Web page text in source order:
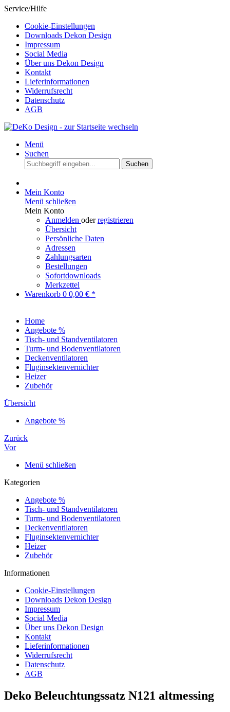
Service/Hilfe
Cookie-Einstellungen
Downloads Dekon Design
Impressum
Social Media
Über uns Dekon Design
Kontakt
Lieferinformationen
Widerrufsrecht
Datenschutz
AGB
Menü
Suchen
Suchen
Mein Konto
Menü schließen
Mein Konto
Anmelden oderregistrieren
Übersicht
Persönliche Daten
Adressen
Zahlungsarten
Bestellungen
Sofortdownloads
Merkzettel
Warenkorb 0 0,00 € *
Home
Angebote %
Tisch- und Standventilatoren
Turm- und Bodenventilatoren
Deckenventilatoren
Fluginsektenvernichter
Heizer
Zubehör
Übersicht
Angebote %
Zurück
Vor
Menü schließen
Kategorien
Angebote %
Tisch- und Standventilatoren
Turm- und Bodenventilatoren
Deckenventilatoren
Fluginsektenvernichter
Heizer
Zubehör
Informationen
Cookie-Einstellungen
Downloads Dekon Design
Impressum
Social Media
Über uns Dekon Design
Kontakt
Lieferinformationen
Widerrufsrecht
Datenschutz
AGB
Deko Beleuchtungssatz N121 altmessing